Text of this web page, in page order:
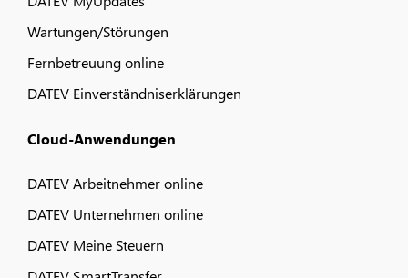
Wartungen/Störungen
Fernbetreuung online
DATEV Einverständniserklärungen
Cloud-Anwendungen
DATEV Arbeitnehmer online
DATEV Unternehmen online
DATEV Meine Steuern